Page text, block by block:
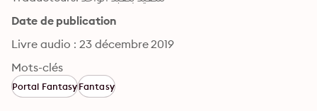
Date de publication
Livre audio : 23 décembre 2019
Mots-clés
Portal FantasyFantasy